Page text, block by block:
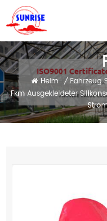
Heim / Fahrzeug
Fkm Ausgekleideter